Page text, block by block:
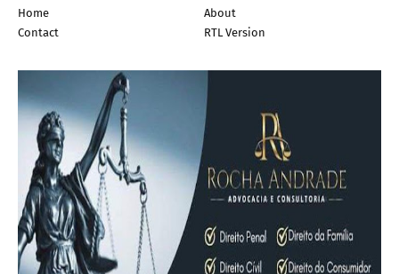
Home
About
Contact
RTL Version